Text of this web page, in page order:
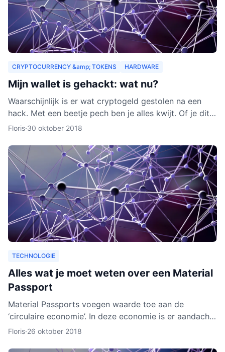
CRYPTOCURRENCY &amp; TOKENS HARDWARE
Mijn wallet is gehackt: wat nu?
Waarschijnlijk is er wat cryptogeld gestolen na een
hack. Met een beetje pech ben je alles kwijt. Of je dit
nog terug kunt krijgen, leggen we je uit in dit arti
Floris·30 oktober 2018
TECHNOLOGIE
Alles wat je moet weten over een Material
Passport
Material Passports voegen waarde toe aan de
‘circulaire economie’. In deze economie is er aandacht
voor het hergebruik van materialen. We gaan dan
Floris·26 oktober 2018